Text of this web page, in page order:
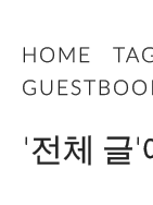
HOME
'전체 글'